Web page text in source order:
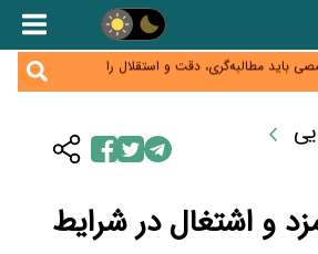
کاهش عرضه مسکن اجاره‌ای؛ دولت
را وارد بازار کند
باید مطالبه‌گری، دقت و استقلال را
خود قرار دهد
موبایل گران می‌شود؟ هزینه واردات ۱۰ برابر شد، ثبت
متوقف است
و اشتغال در شرایط